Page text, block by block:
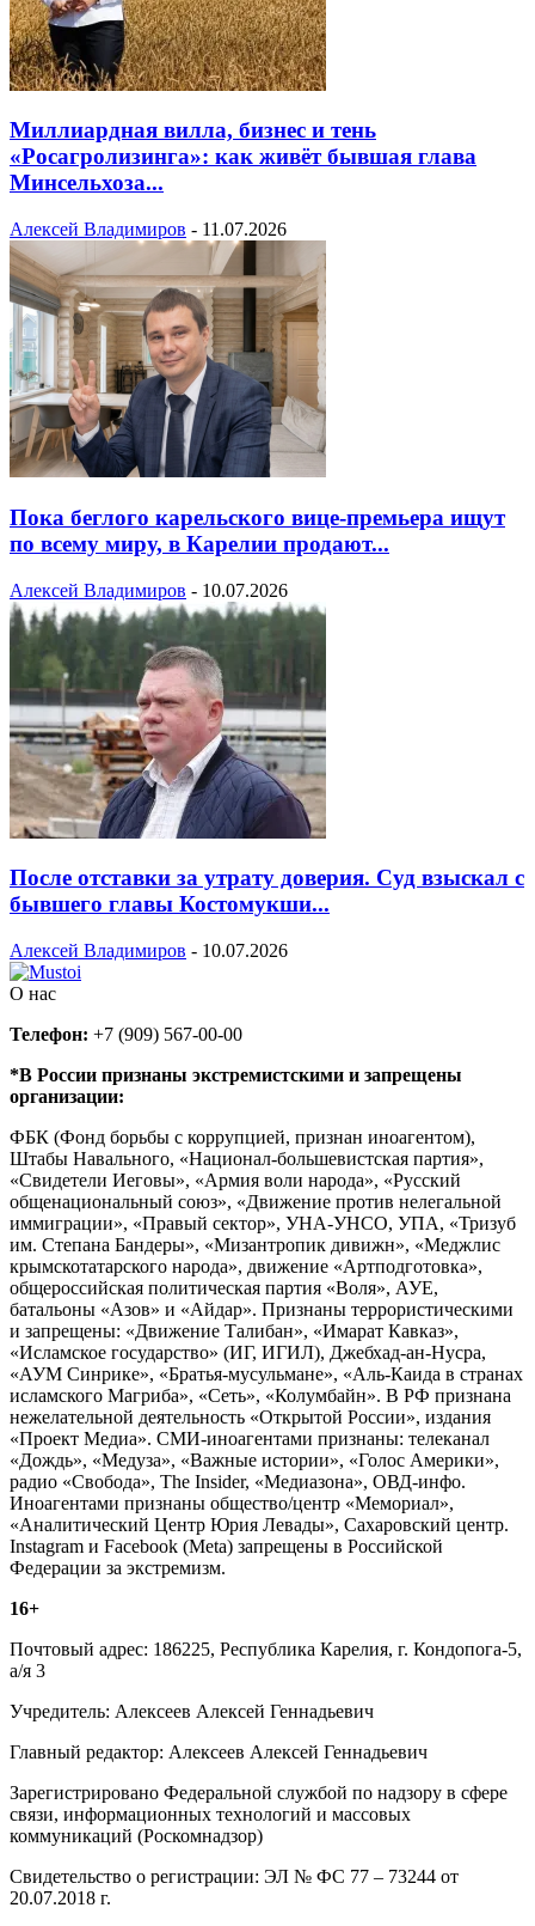
Миллиардная вилла, бизнес и тень
«Росагролизинга»: как живёт бывшая глава
Минсельхоза...
Алексей Владимиров - 11.07.2026
Пока беглого карельского вице-премьера ищут
по всему миру, в Карелии продают...
Алексей Владимиров - 10.07.2026
После отставки за утрату доверия. Суд взыскал с
бывшего главы Костомукши...
Алексей Владимиров - 10.07.2026
О нас
Телефон: +7 (909) 567-00-00
*В России признаны экстремистскими и запрещены
организации:
ФБК (Фонд борьбы с коррупцией, признан иноагентом),
Штабы Навального, «Национал-большевистская партия»,
«Свидетели Иеговы», «Армия воли народа», «Русский
общенациональный союз», «Движение против нелегальной
иммиграции», «Правый сектор», УНА-УНСО, УПА, «Тризуб
им. Степана Бандеры», «Мизантропик дивижн», «Меджлис
крымскотатарского народа», движение «Артподготовка»,
общероссийская политическая партия «Воля», АУЕ,
батальоны «Азов» и «Айдар». Признаны террористическими
и запрещены: «Движение Талибан», «Имарат Кавказ»,
«Исламское государство» (ИГ, ИГИЛ), Джебхад-ан-Нусра,
«АУМ Синрике», «Братья-мусульмане», «Аль-Каида в странах
исламского Магриба», «Сеть», «Колумбайн». В РФ признана
нежелательной деятельность «Открытой России», издания
«Проект Медиа». СМИ-иноагентами признаны: телеканал
«Дождь», «Медуза», «Важные истории», «Голос Америки»,
радио «Свобода», The Insider, «Медиазона», ОВД-инфо.
Иноагентами признаны общество/центр «Мемориал»,
«Аналитический Центр Юрия Левады», Сахаровский центр.
Instagram и Facebook (Metа) запрещены в Российской
Федерации за экстремизм.
16+
Почтовый адрес: 186225, Республика Карелия, г. Кондопога-5,
а/я 3
Учредитель: Алексеев Алексей Геннадьевич
Главный редактор: Алексеев Алексей Геннадьевич
Зарегистрировано Федеральной службой по надзору в сфере
связи, информационных технологий и массовых
коммуникаций (Роскомнадзор)
Свидетельство о регистрации: ЭЛ № ФС 77 – 73244 от
20.07.2018 г.